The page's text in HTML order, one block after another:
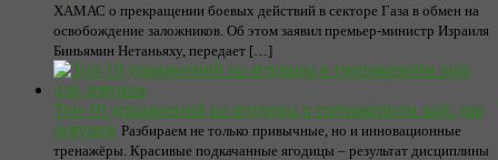
ХАМАС о прекращении боевых действий в секторе Газа в обмен на
освобождение заложников. Об этом заявил премьер-министр Израиля
Биньямин Нетаньяху, передает […]
Топ-10 упражнений на ягодицы в тренажёрном зале для
девушек Разбираем не только привычные, но и инновационные
тренажёры. Красивые подкачанные ягодицы – результат дисциплины